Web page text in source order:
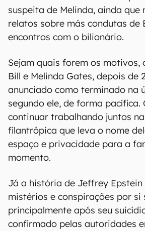
suspeita de Melinda, ainda que
relatos sobre más condutas de
encontros com o bilionário.
Sejam quais forem os motivos,
Bill e Melinda Gates, depois de
anunciado como terminado na
segundo ele, de forma pacífica.
continuar trabalhando juntos
filantrópica que leva o nome
espaço e privacidade para a
momento.
Já a história de Jeffrey Epstein
mistérios e conspirações por si
principalmente após seu
confirmado pelas autoridades